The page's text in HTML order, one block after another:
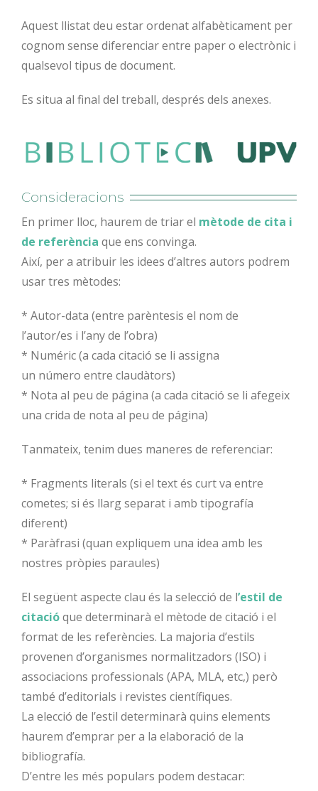
Aquest llistat deu estar ordenat alfabèticament per
cognom sense diferenciar entre paper o electrònic i
qualsevol tipus de document.
Es situa al final del treball, després dels anexes.
Consideracions
En primer lloc, haurem de triar el mètode de cita i
de referència que ens convinga.
Així, per a atribuir les idees d’altres autors podrem
usar tres mètodes:
* Autor-data (entre parèntesis el nom de
l’autor/es i l’any de l’obra)
* Numéric (a cada citació se li assigna
un número entre claudàtors)
* Nota al peu de página (a cada citació se li afegeix
una crida de nota al peu de página)
Tanmateix, tenim dues maneres de referenciar:
* Fragments literals (si el text és curt va entre
cometes; si és llarg separat i amb tipografía
diferent)
* Paràfrasi (quan expliquem una idea amb les
nostres pròpies paraules)
El següent aspecte clau és la selecció de l’estil de
citacióque determinarà el mètode de citació i el
format de les referències. La majoria d’estils
provenen d’organismes normalitzadors (ISO) i
associacions professionals (APA, MLA, etc,) però
també d’editorials i revistes científiques.
La elecció de l’estil determinarà quins elements
haurem d’emprar per a la elaboració de la
bibliografía.
D’entre les més populars podem destacar: